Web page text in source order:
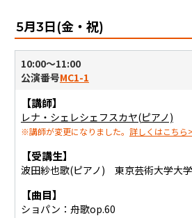
5月3日(金・祝)
10:00〜11:00
公演番号MC1-1
【講師】
レナ・シェレシェフスカヤ(ピアノ)
※講師が変更になりました。 詳しくはこちら
【受講生】
波田紗也歌(ピアノ) 東京芸術大学大
【曲目】
ショパン：舟歌op.60